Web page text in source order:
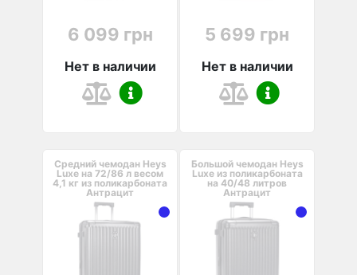
6 099 грн
Нет в наличии
5 699 грн
Нет в наличии
Средний чемодан Heys
Luxe на 72/86 л весом
4,1 кг из поликарбоната
Антрацит
Большой чемодан Heys
Luxe из поликарбоната
на 40/48 литров
Антрацит